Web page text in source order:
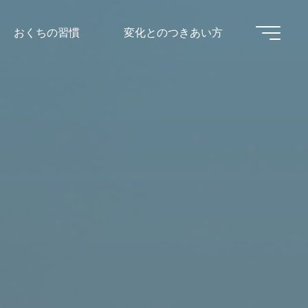
おくちの習慣 変化とのつきあい方